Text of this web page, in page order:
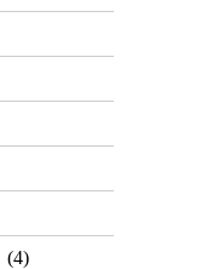
(4)